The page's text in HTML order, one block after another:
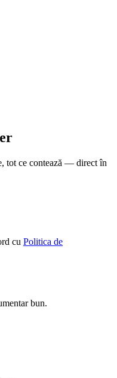
tot ce contează — direct în
cu Politica de
bun.